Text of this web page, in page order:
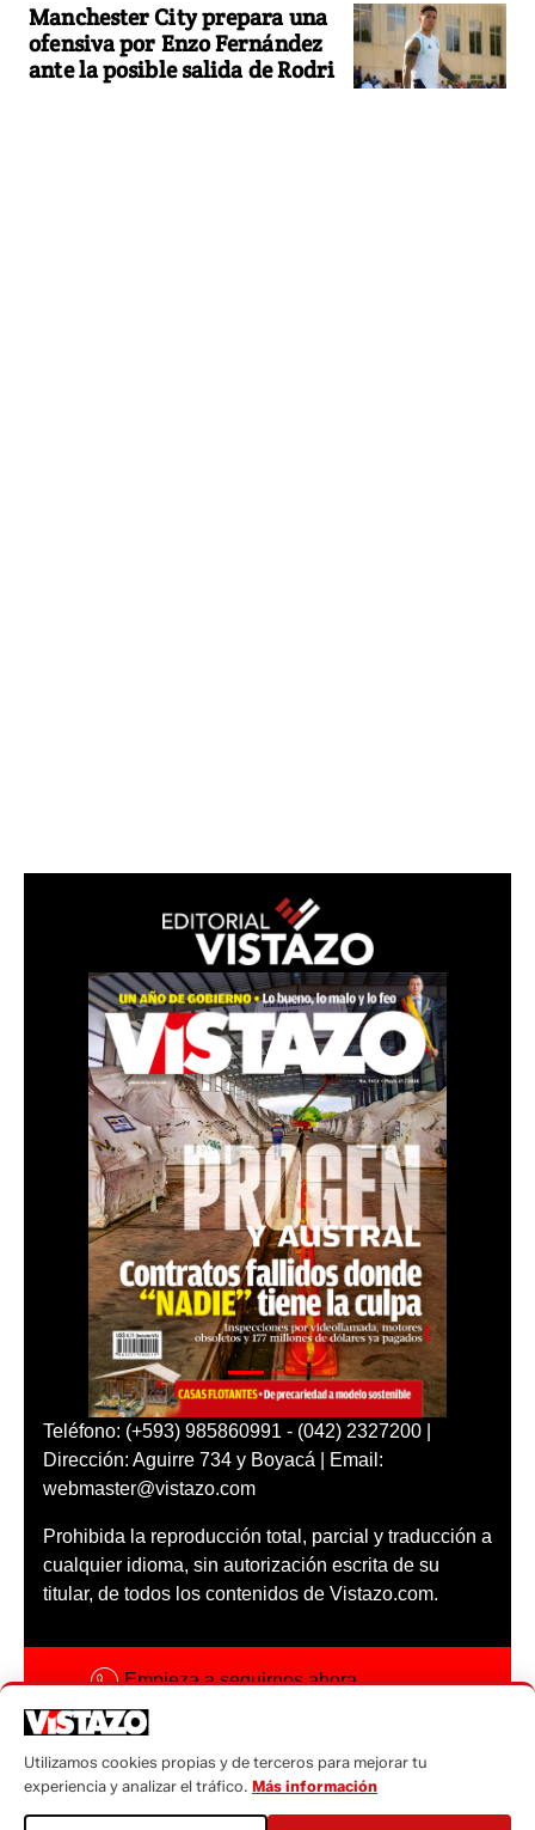
Manchester City prepara una
ofensiva por Enzo Fernández
ante la posible salida de Rodri
Teléfono: (+593) 985860991 - (042) 2327200 |
Dirección: Aguirre 734 y Boyacá | Email:
webmaster@vistazo.com
Prohibida la reproducción total, parcial y traducción a
cualquier idioma, sin autorización escrita de su
titular, de todos los contenidos de Vistazo.com.
Empieza a seguirnos ahora
Código ética
Sugerencias a:
Utilizamos cookies propias y de terceros para mejorar tu
experiencia y analizar el tráfico. Más información